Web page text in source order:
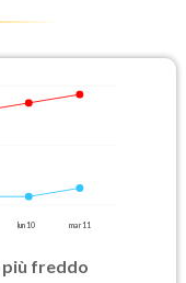
lun 10 mar 11
freddo